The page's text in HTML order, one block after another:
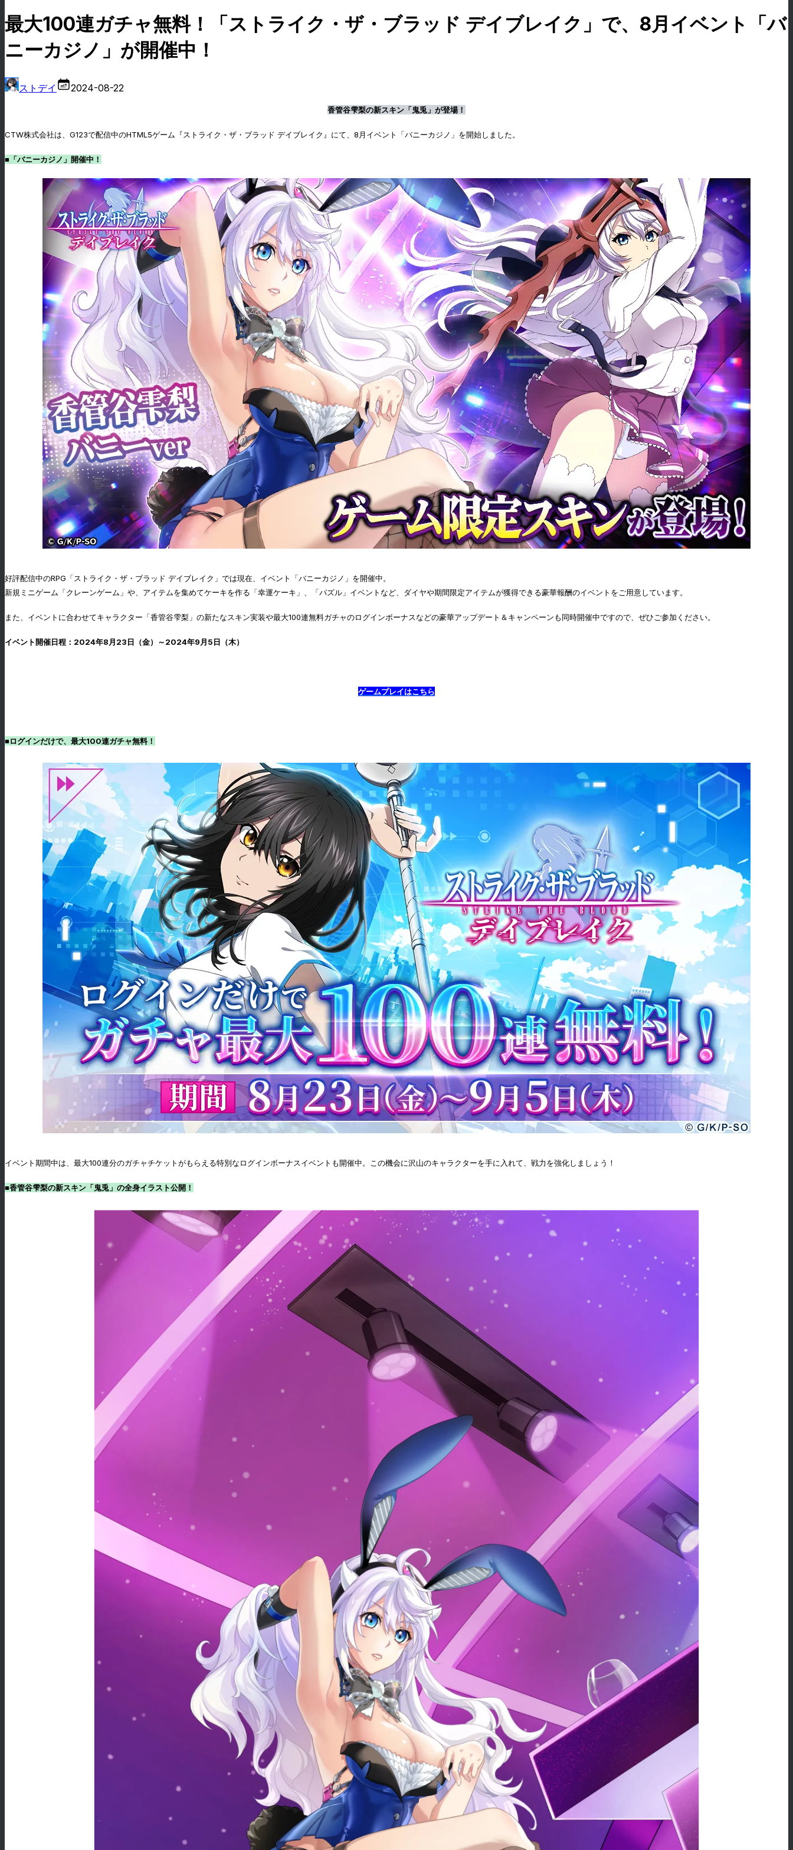
最大100連ガチャ無料！「ストライク・ザ・ブラッド デイブレイク」で、8月イベント「バ
ニーカジノ」が開催中！
ストデイ 2024-08-22
香管谷雫梨の新スキン「鬼兎」が登場！
CTW株式会社は、G123で配信中のHTML5ゲーム『ストライク・ザ・ブラッド デイブレイク』にて、8月イベント「バニーカジノ」を開始しました。
■「バニーカジノ」開催中！
好評配信中のRPG「ストライク・ザ・ブラッド デイブレイク」では現在、イベント「バニーカジノ」を開催中。
新規ミニゲーム「クレーンゲーム」や、アイテムを集めてケーキを作る「幸運ケーキ」、「パズル」イベントなど、ダイヤや期間限定アイテムが獲得できる豪華報酬のイベントをご用意しています。
また、イベントに合わせてキャラクター「香管谷雫梨」の新たなスキン実装や最大100連無料ガチャのログインボーナスなどの豪華アップデート＆キャンペーンも同時開催中ですので、ぜひご参加ください。
イベント開催日程：2024年8月23日（金）～2024年9月5日（木）
ゲームプレイはこちら
■ログインだけで、最大100連ガチャ無料！
イベント期間中は、最大100連分のガチャチケットがもらえる特別なログインボーナスイベントも開催中。この機会に沢山のキャラクターを手に入れて、戦力を強化しましょう！
■香管谷雫梨の新スキン「鬼兎」の全身イラスト公開！